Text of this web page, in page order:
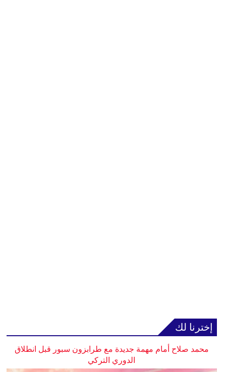
إخترنا لك
محمد صلاح أمام مهمة جديدة مع طرابزون سبور قبل انطلاق
الدوري التركي